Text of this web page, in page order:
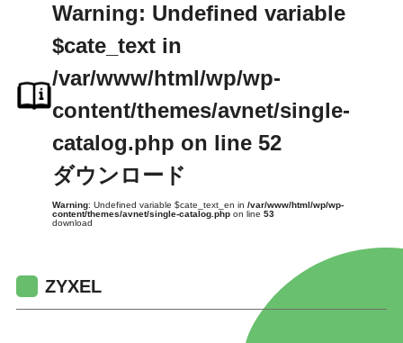
Warning: Undefined variable
$cate_text in
/var/www/html/wp/wp-
content/themes/avnet/single-
catalog.php on line 52
ダウンロード
Warning: Undefined variable $cate_text_en in /var/www/html/wp/wp-
content/themes/avnet/single-catalog.phpon line 53
download
ZYXEL